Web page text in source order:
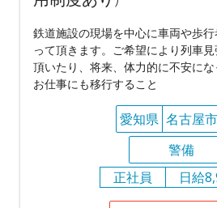
鉄道施設の現場を中心に車両や歩
って頂きます。ご希望により列車
頂いたり、将来、体力的に不安に
お仕事にも移行すること
愛知県 名古屋
警備
正社員
日給